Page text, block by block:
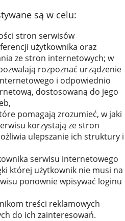
są w celu:
stron serwisów
użytkownika oraz
ze stron internetowych; w
rozpoznać urządzenie
i odpowiednio
dostosowaną do jego
pomagają zrozumieć, w jaki
korzystają ze stron
ulepszanie ich struktury i
serwisu internetowego
której użytkownik nie musi na
ponownie wpisywać loginu
treści reklamowych
do ich zainteresowań.